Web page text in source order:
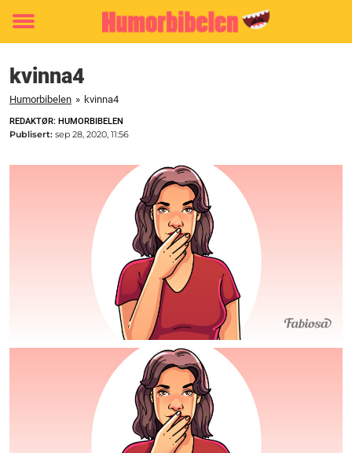
Toggle
kvinna4
Humorbibelen » kvinna4
REDAKTØR: HUMORBIBELEN
Publisert: sep 28, 2020, 11:56